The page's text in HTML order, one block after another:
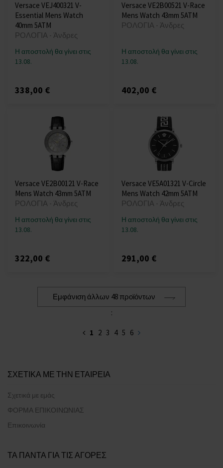
Versace VEJ400321 V-
Essential Mens Watch
40mm 5ATM
ΡΟΛΟΓΙΑ - Άνδρες
Η αποστολή θα γίνει στις
13.08.
338,00 €
Versace VE2B00521 V-Race
Mens Watch 43mm 5ATM
ΡΟΛΟΓΙΑ - Άνδρες
Η αποστολή θα γίνει στις
13.08.
402,00 €
Versace VE2B00121 V-Race
Mens Watch 43mm 5ATM
ΡΟΛΟΓΙΑ - Άνδρες
Η αποστολή θα γίνει στις
13.08.
322,00 €
Versace VE5A01321 V-Circle
Mens Watch 42mm 5ATM
ΡΟΛΟΓΙΑ - Άνδρες
Η αποστολή θα γίνει στις
13.08.
291,00 €
Εμφάνιση άλλων 48 προϊόντων
:
1 2 3 4 5 6
ΣΧΕΤΙΚΑ ΜΕ ΤΗΝ ΕΤΑΙΡΕΙΑ
Σχετικά με εμάς
ΦΟΡΜΑ ΕΠΙΚΟΙΝΩΝΙΑΣ
Επικοινωνία
ΤΑ ΠΑΝΤΑ ΓΙΑ ΤΙΣ ΑΓΟΡΕΣ